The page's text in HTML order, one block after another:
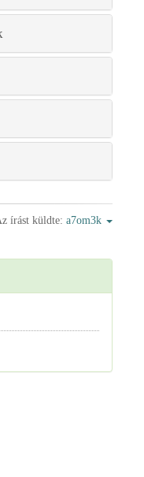
írást küldte: a7om3k